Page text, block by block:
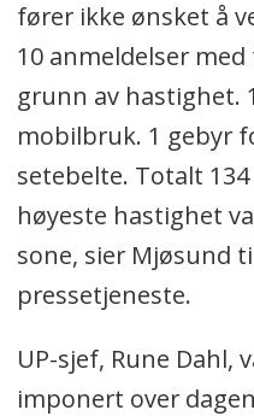
fører ikke ønsket å
10 anmeldelser
grunn av hastighet.
mobilbruk. 1 gebyr
setebelte. Totalt
høyeste hastighet
sone, sier Mjøsund
pressetjeneste.
UP-sjef, Rune Dahl,
imponert over